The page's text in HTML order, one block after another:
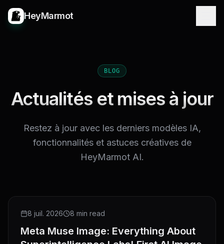
HeyMarmot
BLOG
Actualités et mises à jour
Restez à jour avec les derniers modèles IA,
fonctionnalités et astuces créatives de
HeyMarmot AI.
NEW RELEASE
8 juil. 2026 8 min read
Meta Muse Image: Everything About